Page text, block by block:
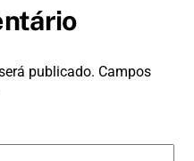
publicado. Campos